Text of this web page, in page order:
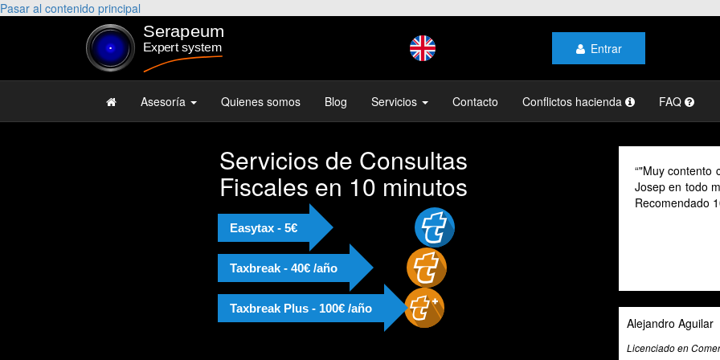
Pasar al contenido principal
Entrar
Asesoría Quienes somos Blog Servicios Contacto Conflictos hacienda FAQ
Servicios de Consultas
Fiscales en 10 minutos
Easytax - 5€
Taxbreak - 40€ /año
Taxbreak Plus - 100€ /año
"Muy contento
Josep en todo
Recomendado
Alejandro Aguilar
Licenciado en